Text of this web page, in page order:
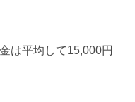
は平均して15,000円